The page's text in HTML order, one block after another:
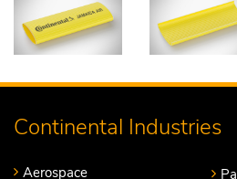
Continental Industries
Aerospace